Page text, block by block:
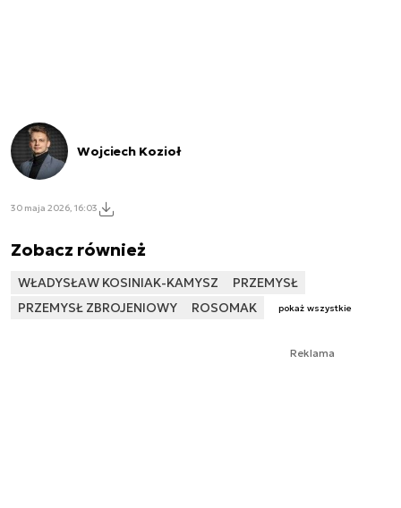
Wojciech Kozioł
30 maja 2026, 16:03
Zobacz również
WŁADYSŁAW KOSINIAK-KAMYSZ
PRZEMYSŁ
PRZEMYSŁ ZBROJENIOWY
ROSOMAK pokaż wszystkie
Reklama